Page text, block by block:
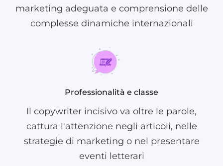
marketing adeguata e comprensione delle
complesse dinamiche internazionali
Professionalità e classe
Il copywriter incisivo va oltre le parole,
cattura l'attenzione negli articoli, nelle
strategie di marketing o nel presentare
eventi letterari